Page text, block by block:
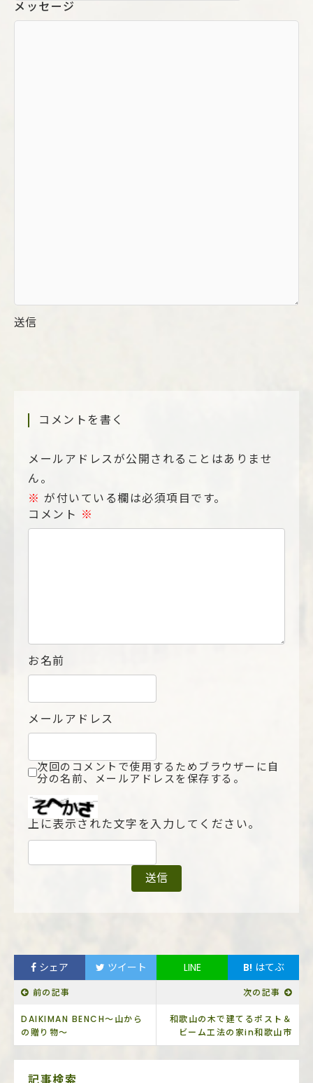
メッセージ
送信
コメントを書く
メールアドレスが公開されることはありませ
ん。
※ が付いている欄は必須項目です。
コメント ※
お名前
メールアドレス
次回のコメントで使用するためブラウザーに自
分の名前、メールアドレスを保存する。
上に表示された文字を入力してください。
シェア ツイート LINE B! はてぶ
前の記事
DAIKIMAN BENCH～山から
の贈り物～
次の記事
和歌山の木で建てるポスト＆
ビーム工法の家in和歌山市